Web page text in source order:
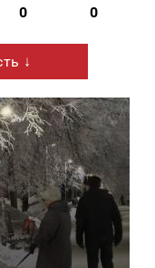
0 0
↓